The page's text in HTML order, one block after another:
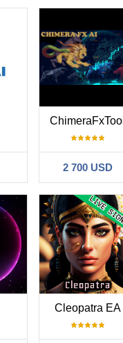
ChimeraFxTool
2 700 USD
Cleopatra EA